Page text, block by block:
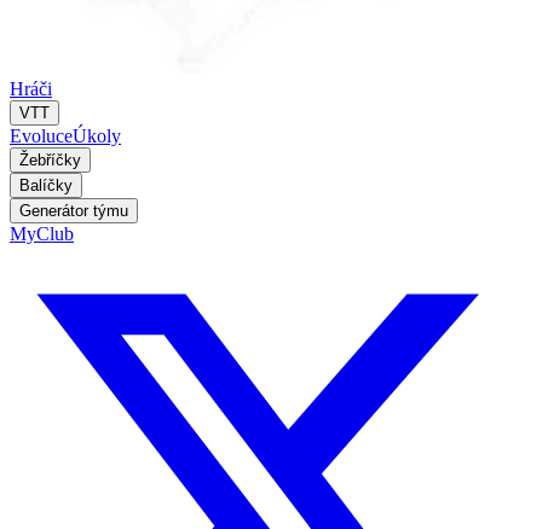
Hráči
VTT
EvoluceÚkoly
Žebříčky
Balíčky
Generátor týmu
MyClub